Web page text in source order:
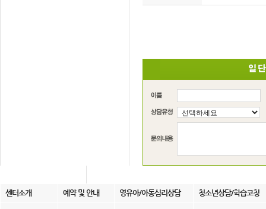
센터소개 예약 및 안내 영유아/아동심리상담 청소년상담/학습코칭